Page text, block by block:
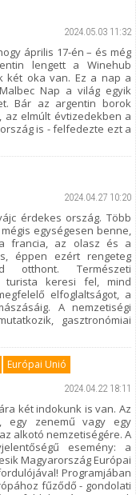
2024.05.03 11:32
április 17-én – és még
lengett a Winehub
két oka van. Ez a nap a
Nap a világ egyik
Bár az argentin borok
elmúlt évtizedekben a
is - felfedezte ezt a
2024.04.27 10:20
érdekes ország. Több
egységesen benne,
francia, az olasz és a
éppen ezért rengeteg
otthont. Természeti
turista keresi fel, mind
elfoglaltságot, a
A nemzetiségi
gasztronómiai
Európai Unió
2024.04.22 18:11
két indokunk is van. Az
egy zenemű vagy egy
alkotó nemzetiségére. A
esemény: a
Magyarország Európai
Programjában
fűződő - gondolati